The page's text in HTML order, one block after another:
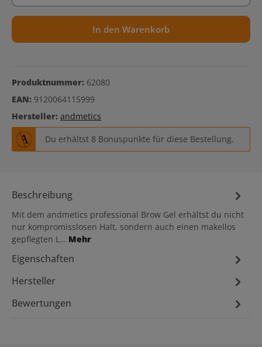
In den Warenkorb
Produktnummer: 62080
EAN: 9120064115999
Hersteller: andmetics
Du erhältst 8 Bonuspunkte für diese Bestellung.
Beschreibung
Mit dem andmetics professional Brow Gel erhältst du nicht
nur kompromisslosen Halt, sondern auch einen makellos
gepflegten L… Mehr
Eigenschaften
Hersteller
Bewertungen